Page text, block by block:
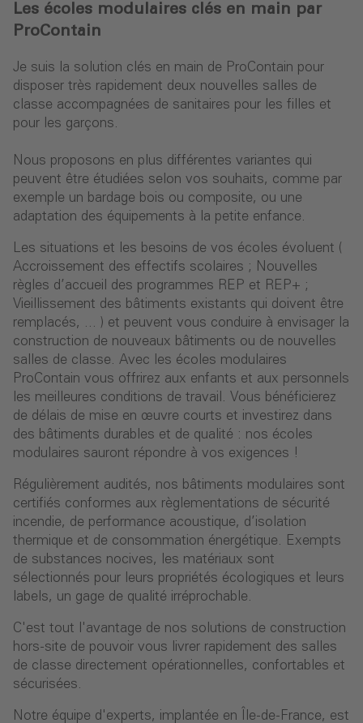
Les écoles modulaires clés en main par
ProContain
Je suis la solution clés en main de ProContain pour
disposer très rapidement deux nouvelles salles de
classe accompagnées de sanitaires pour les filles et
pour les garçons.
Nous proposons en plus différentes variantes qui
peuvent être étudiées selon vos souhaits, comme par
exemple un bardage bois ou composite, ou une
adaptation des équipements à la petite enfance.
Les situations et les besoins de vos écoles évoluent (
Accroissement des effectifs scolaires ; Nouvelles
règles d’accueil des programmes REP et REP+ ;
Vieillissement des bâtiments existants qui doivent être
remplacés, ... ) et peuvent vous conduire à envisager la
construction de nouveaux bâtiments ou de nouvelles
salles de classe. Avec les écoles modulaires
ProContain vous offrirez aux enfants et aux personnels
les meilleures conditions de travail. Vous bénéficierez
de délais de mise en œuvre courts et investirez dans
des bâtiments durables et de qualité : nos écoles
modulaires sauront répondre à vos exigences !
Régulièrement audités, nos bâtiments modulaires sont
certifiés conformes aux règlementations de sécurité
incendie, de performance acoustique, d’isolation
thermique et de consommation énergétique. Exempts
de substances nocives, les matériaux sont
sélectionnés pour leurs propriétés écologiques et leurs
labels, un gage de qualité irréprochable.
C'est tout l'avantage de nos solutions de construction
hors-site de pouvoir vous livrer rapidement des salles
de classe directement opérationnelles, confortables et
sécurisées.
Notre équipe d'experts, implantée en Île-de-France, est